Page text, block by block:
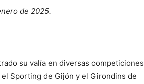
de 2025.
su valía en diversas competiciones
Sporting de Gijón y el Girondins de